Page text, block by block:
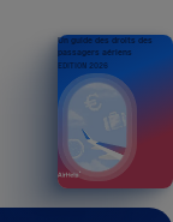
Un guide des droits des
passagers aériens
ÉDITION 2026